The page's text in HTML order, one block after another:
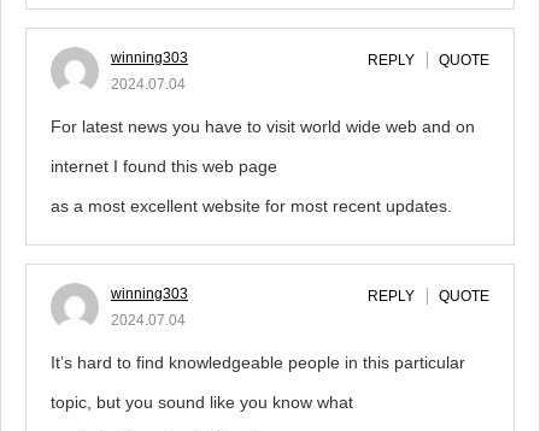
winning303
2024.07.04
REPLY QUOTE
For latest news you have to visit world wide web and on
internet I found this web page
as a most excellent website for most recent updates.
winning303
2024.07.04
REPLY QUOTE
It’s hard to find knowledgeable people in this particular
topic, but you sound like you know what